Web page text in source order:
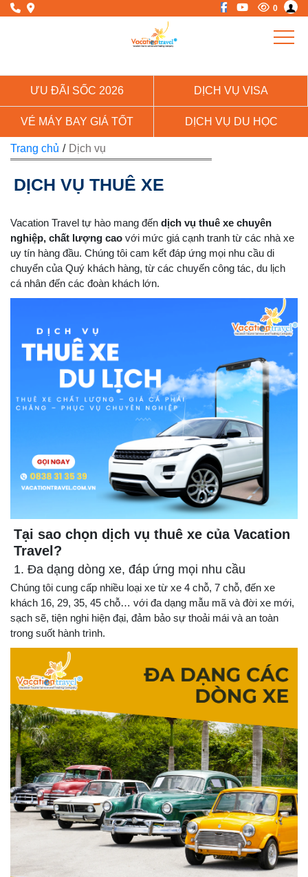
0
ƯU ĐÃI SỐC 2026 DỊCH VỤ VISA
VÉ MÁY BAY GIÁ TỐT DỊCH VỤ DU HỌC
Trang chủ / Dịch vụ
DỊCH VỤ THUÊ XE
Vacation Travel tự hào mang đến dịch vụ thuê xe chuyên
nghiệp, chất lượng cao với mức giá cạnh tranh từ các nhà xe
uy tín hàng đầu. Chúng tôi cam kết đáp ứng mọi nhu cầu di
chuyển của Quý khách hàng, từ các chuyến công tác, du lịch
cá nhân đến các đoàn khách lớn.
Tại sao chọn dịch vụ thuê xe của Vacation
Travel?
1. Đa dạng dòng xe, đáp ứng mọi nhu cầu
Chúng tôi cung cấp nhiều loại xe từ xe 4 chỗ, 7 chỗ, đến xe
khách 16, 29, 35, 45 chỗ… với đa dạng mẫu mã và đời xe mới,
sạch sẽ, tiện nghi hiện đại, đảm bảo sự thoải mái và an toàn
trong suốt hành trình.